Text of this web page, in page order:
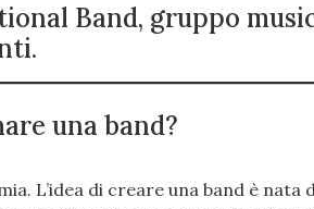
Band, gruppo
una band?
L’idea di creare una band è nata